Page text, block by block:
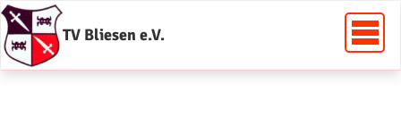
TV Bliesen e.V.